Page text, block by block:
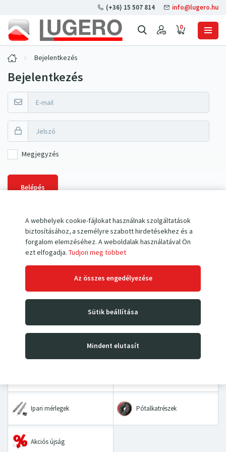
A webhelyek cookie-fájlokat használnak szolgáltatások
biztosításához, a személyre szabott hirdetésekhez és a
forgalom elemzéséhez. A weboldalak használatával Ön
ezt elfogadja. Tudjon meg többet
Az összes engedélyezése
Sütik beállítása
Mindent elutasít
0
(+36) 15 507 814 info@lugero.hu
Bejelentkezés
Bejelentkezés
Megjegyzés
Belépés
Elfelejtette jelszavát?Állítson be újat.
Ha még nem hozott létre fiókot,regisztráljon most.
Kézi villás raklapemelők
padozatok
Ipari mérlegek Pótalkatrészek
Akciós újság